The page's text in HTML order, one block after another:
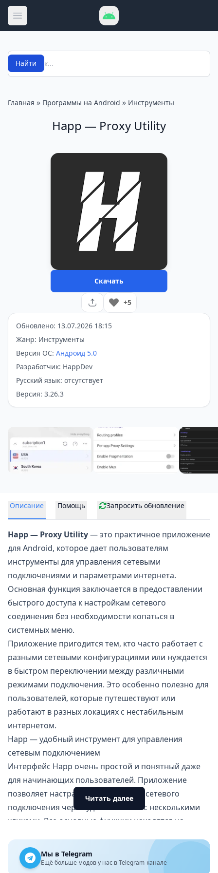
Открыть меню
Поиск
Найти
Главная » Программы на Android » Инструменты
Happ — Proxy Utility
Скачать
+5
Обновлено: 13.07.2026 18:15
Жанр: Инструменты
Версия ОС: Андроид 5.0
Разработчик: HappDev
Русский язык: отсутствует
Версия: 3.26.3
Описание Помощь Запросить обновление
Happ — Proxy Utility— это практичное приложение
для Android, которое дает пользователям
инструменты для управления сетевыми
подключениями и параметрами интернета.
Основная функция заключается в предоставлении
быстрого доступа к настройкам сетевого
соединения без необходимости копаться в
системных меню.
Приложение пригодится тем, кто часто работает с
разными сетевыми конфигурациями или нуждается
в быстром переключении между различными
режимами подключения. Это особенно полезно для
пользователей, которые путешествуют или
работают в разных локациях с нестабильным
интернетом.
Happ — удобный инструмент для управления
сетевым подключением
Интерфейс Happ очень простой и понятный даже
для начинающих пользователей. Приложение
позволяет настраивать параметры сетевого
подключения через удобное меню с несколькими
кликами. Все основные функции находятся на
лишних навигаций.
Утилита работает стабильно на фоне и не
Читать далее
Мы в Telegram
Ещё больше модов у нас в Telegram-канале